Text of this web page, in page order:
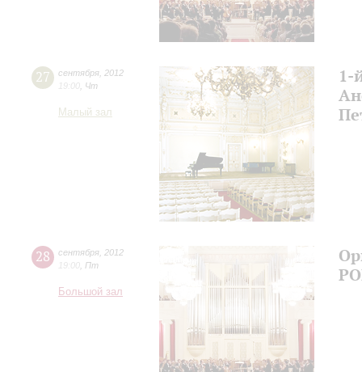
27 сентября 2012
19:00 Чт
Малый зал
1-
28 сентября 2012
19:00 Пт
Большой зал